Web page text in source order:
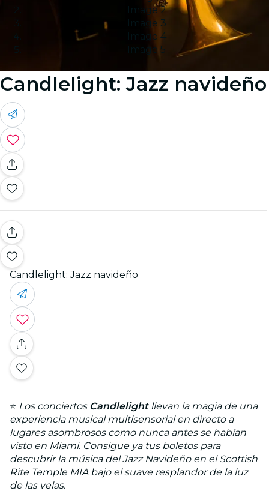
Image 2
Image 3
Image 4
Image 5
Candlelight: Jazz navideño
Candlelight: Jazz navideño
⭐ Los conciertos Candlelightllevan la magia de una
experiencia musical multisensorial en directo a
lugares asombrosos como nunca antes se habían
visto en Miami. Consigue ya tus boletos para
descubrir la música del Jazz Navideño en el Scottish
Rite Temple MIA bajo el suave resplandor de la luz
de las velas.